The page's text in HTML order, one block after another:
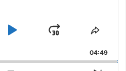
Play
Jump
Forward
Share
04:49